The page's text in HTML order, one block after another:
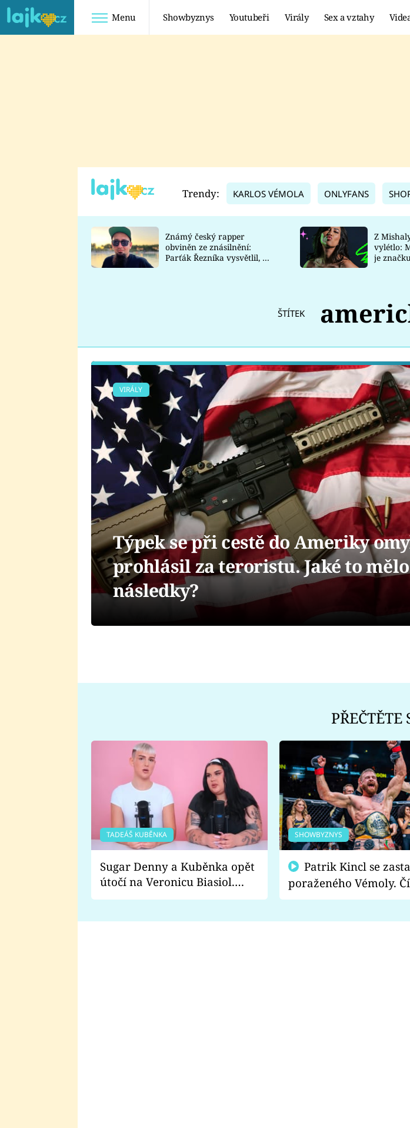
Menu Showbyznys Youtubeři Virály Sex a vztahy
TADEÁŠ KUBĚNKA
DATEL
Trendy: KARLOS VÉMOLA ONLYFANS
Známý český rapper
obviněn ze znásilnění:
Parťák Řezníka vysvětlil, co
Z
vylétlo:
je
ŠTÍTEK
VIRÁLY
Týpek se při cestě do Ameriky
prohlásil za teroristu. Jaké to mělo
následky?
PŘEČTĚTE
TADEÁŠ KUBĚNKA
Sugar Denny a Kuběnka opět
útočí na Veronicu Biasiol.
Proč je podle nich falešná a
SHOWBYZNYS
poraženého Vémoly.
fanoušci naštvali?